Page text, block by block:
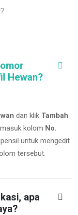
Hewan?
dan klik Tambah
kolom No.
untuk mengedit
tersebut.
apa